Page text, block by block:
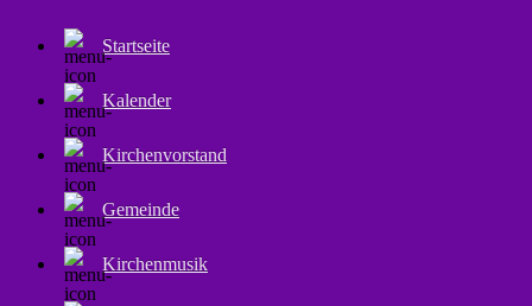
Startseite
Kalender
Kirchenvorstand
Gemeinde
Kirchenmusik